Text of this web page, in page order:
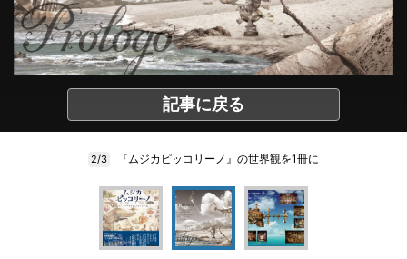
記事に戻る
2/3 『ムジカピッコリーノ』の世界観を1冊に